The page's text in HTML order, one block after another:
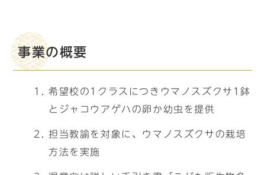
事業の概要
希望校の1クラスにつきウマノスズクサ1鉢
とジャコウアゲハの卵か幼虫を提供
担当教諭を対象に、ウマノスズクサの栽培
方法を実施